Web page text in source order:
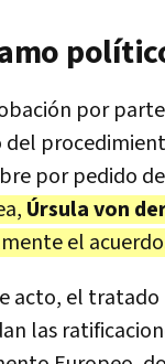
por
por pedido de
Úrsula von
el
acto, el
las